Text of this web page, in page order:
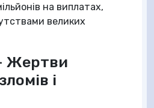
на виплатах,
великих
Жертви
і